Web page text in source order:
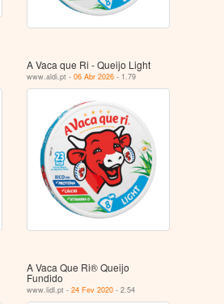
A Vaca que Ri - Queijo Light
www.aldi.pt -06 Abr 2026 - 1.79
A Vaca Que Ri® Queijo
Fundido
www.lidl.pt -24 Fev 2020 - 2.54